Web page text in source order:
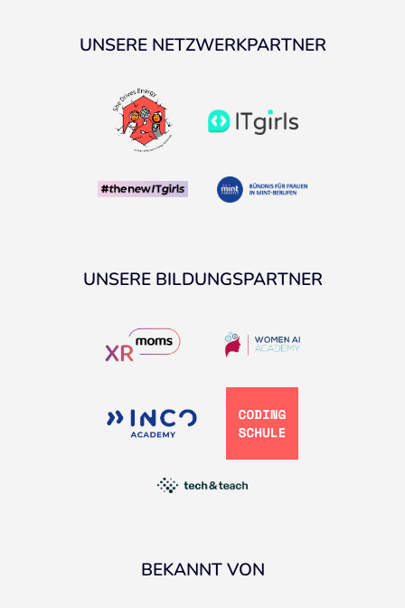
UNSERE NETZWERKPARTNER
UNSERE BILDUNGSPARTNER
BEKANNT VON